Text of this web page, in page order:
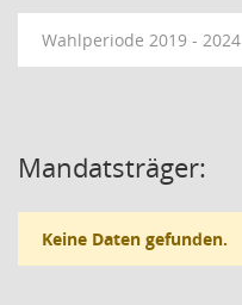
Wahlperiode 2019 - 2024
Mandatsträger:
Keine Daten gefunden.